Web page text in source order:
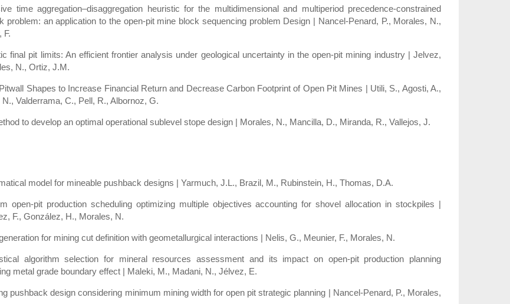
time aggregation–disaggregation heuristic for the multidimensional and multiperiod precedence‑constrained
problem: an application to the open‑pit mine block sequencing problem Design | Nancel‑Penard, P., Morales, N.,
F.
final pit limits: An efficient frontier analysis under geological uncertainty in the open‑pit mining industry | Jelvez,
N., Ortiz, J.M.
Shapes to Increase Financial Return and Decrease Carbon Footprint of Open Pit Mines | Utili, S., Agosti, A.,
Valderrama, C., Pell, R., Albornoz, G.
to develop an optimal operational sublevel stope design | Morales, N., Mancilla, D., Miranda, R., Vallejos, J.
model for mineable pushback designs | Yarmuch, J.L., Brazil, M., Rubinstein, H., Thomas, D.A.
open‑pit production scheduling optimizing multiple objectives accounting for shovel allocation in stockpiles |
F., González, H., Morales, N.
for mining cut definition with geometallurgical interactions | Nelis, G., Meunier, F., Morales, N.
algorithm selection for mineral resources assessment and its impact on open‑pit production planning
metal grade boundary effect | Maleki, M., Madani, N., Jélvez, E.
pushback design considering minimum mining width for open pit strategic planning | Nancel‑Penard, P., Morales,